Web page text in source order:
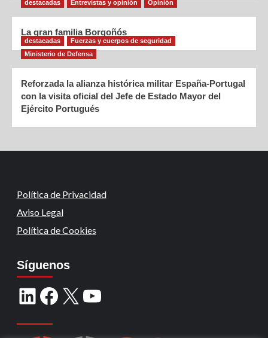
destacadas Entrevistas y opinión Opinión
La gran familia Borgoñós
destacadas
Fuerzas y cuerpos de seguridad
Ministerio de Defensa
Reforzada la alianza histórica militar España-Portugal
con la visita oficial del Jefe de Estado Mayor del
Ejército Portugués
Política de Privacidad
Aviso Legal
Política de Cookies
Síguenos